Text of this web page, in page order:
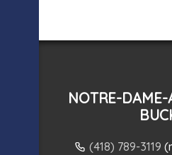
NOTRE-DAME-
(418) 789-3119